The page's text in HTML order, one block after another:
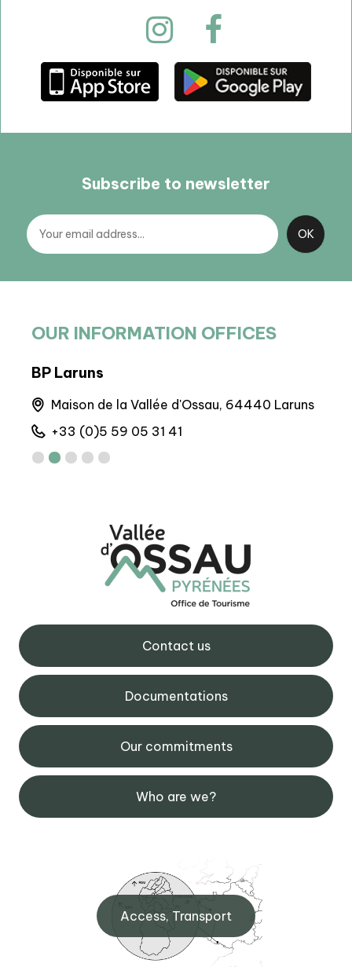
Subscribe to newsletter
OUR INFORMATION OFFICES
BIT Gourette
Maison de Gourette, 64440 Gourette
+33 (0)5 59 05 12 17
Contact us
Documentations
Our commitments
Who are we?
Access, Transport